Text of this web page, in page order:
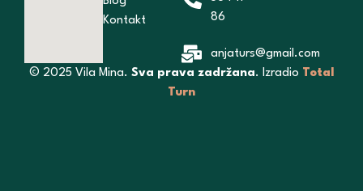
Kontakt
86
anjaturs@gmail.com
© 2025 Vila Mina. Sva prava zadržana. Izradio Total
Turn